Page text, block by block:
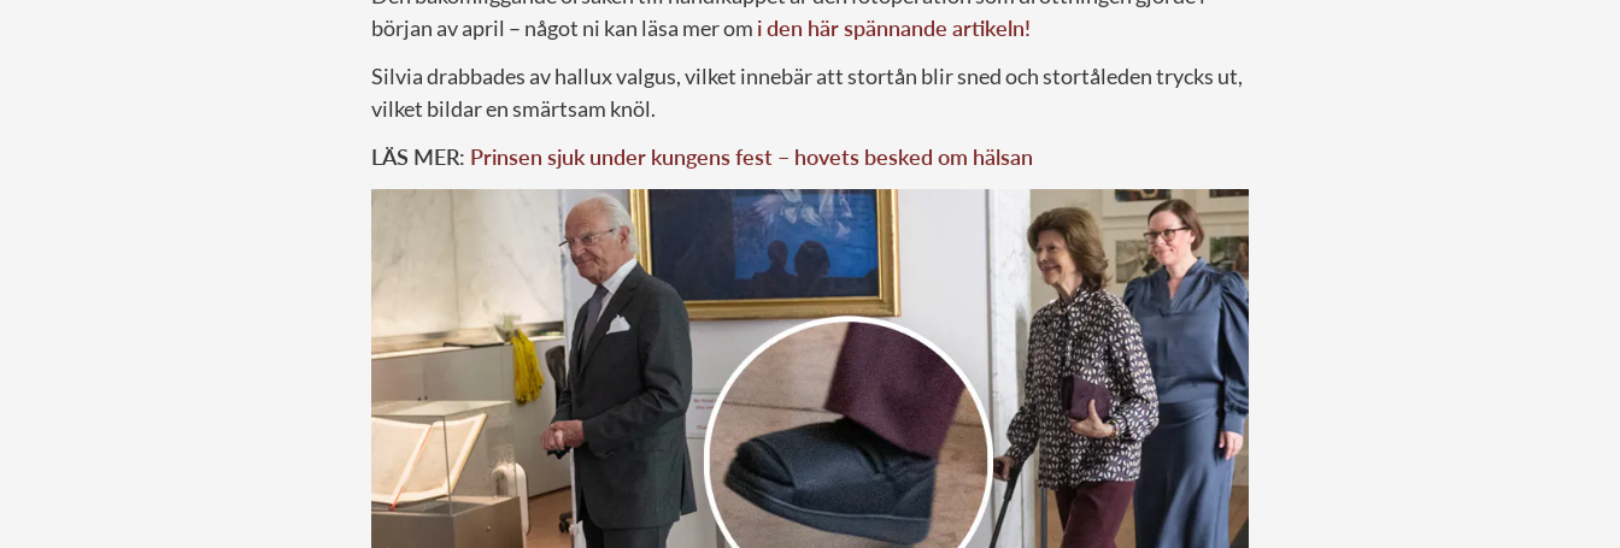
början av april – något ni kan läsa mer om i den här spännande artikeln!
Silvia drabbades av hallux valgus, vilket innebär att stortån blir sned och stortåleden trycks ut,
vilket bildar en smärtsam knöl.
LÄS MER: Prinsen sjuk under kungens fest – hovets besked om hälsan